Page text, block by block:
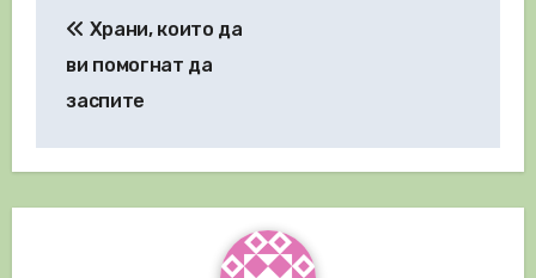
Храни, които да
ви помогнат да
заспите